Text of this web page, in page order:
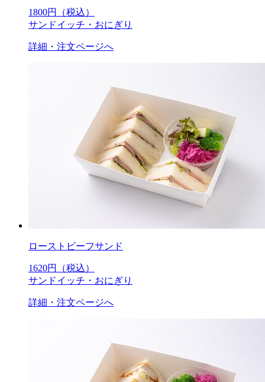
1800円（税込）
サンドイッチ・おにぎり
詳細・注文ページへ
ローストビーフサンド
1620円（税込）
サンドイッチ・おにぎり
詳細・注文ページへ